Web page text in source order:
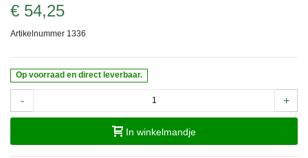
€ 54,25
Artikelnummer 1336
Op voorraad en direct leverbaar.
- +
In winkelmandje